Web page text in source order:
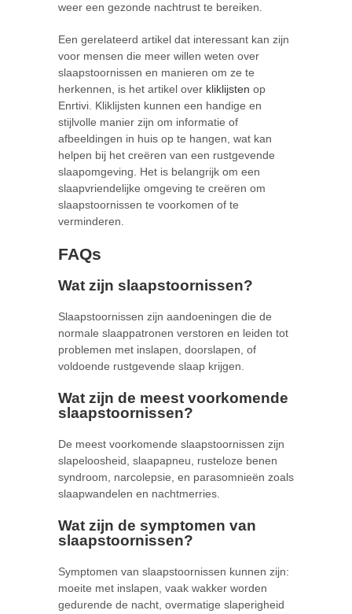
weer een gezonde nachtrust te bereiken.
Een gerelateerd artikel dat interessant kan zijn
voor mensen die meer willen weten over
slaapstoornissen en manieren om ze te
herkennen, is het artikel over kliklijsten op
Enrtivi. Kliklijsten kunnen een handige en
stijlvolle manier zijn om informatie of
afbeeldingen in huis op te hangen, wat kan
helpen bij het creëren van een rustgevende
slaapomgeving. Het is belangrijk om een
slaapvriendelijke omgeving te creëren om
slaapstoornissen te voorkomen of te
verminderen.
FAQs
Wat zijn slaapstoornissen?
Slaapstoornissen zijn aandoeningen die de
normale slaappatronen verstoren en leiden tot
problemen met inslapen, doorslapen, of
voldoende rustgevende slaap krijgen.
Wat zijn de meest voorkomende
slaapstoornissen?
De meest voorkomende slaapstoornissen zijn
slapeloosheid, slaapapneu, rusteloze benen
syndroom, narcolepsie, en parasomnieën zoals
slaapwandelen en nachtmerries.
Wat zijn de symptomen van
slaapstoornissen?
Symptomen van slaapstoornissen kunnen zijn:
moeite met inslapen, vaak wakker worden
gedurende de nacht, overmatige slaperigheid